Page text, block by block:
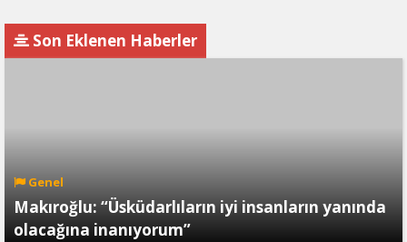
Son Eklenen Haberler
Genel
Makıroğlu: “Üsküdarlıların iyi insanların yanında
olacağına inanıyorum”